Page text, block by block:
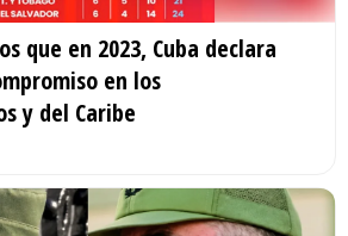
que en 2023, Cuba declara
en los
y del Caribe